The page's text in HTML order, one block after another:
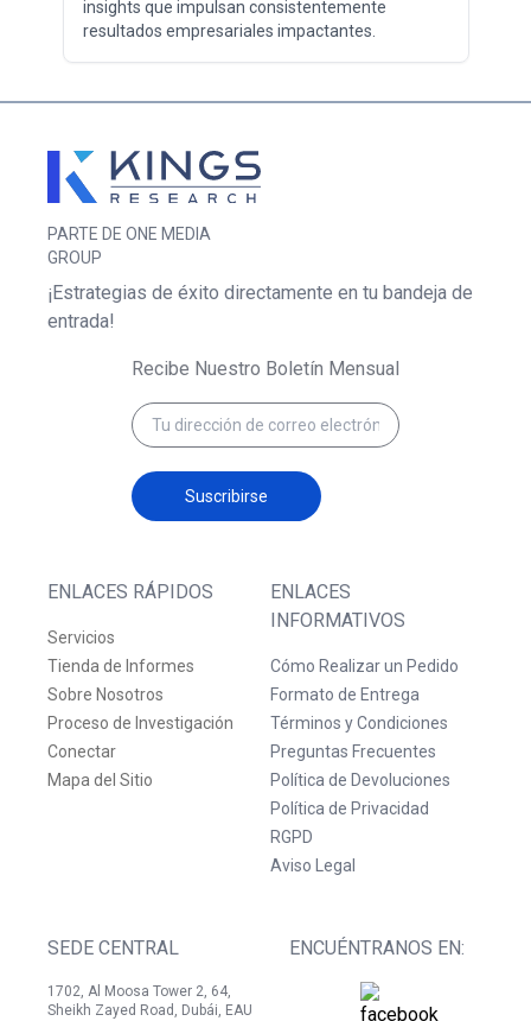
insights que impulsan consistentemente
resultados empresariales impactantes.
PARTE DE ONE MEDIA
GROUP
ENLACES RÁPIDOS
Servicios
Tienda de Informes
Sobre Nosotros
Proceso de Investigación
Conectar
Mapa del Sitio
ENLACES
INFORMATIVOS
Cómo Realizar un Pedido
Formato de Entrega
Términos y Condiciones
Preguntas Frecuentes
Política de Devoluciones
Política de Privacidad
RGPD
Aviso Legal
SEDE CENTRAL
1702, Al Moosa Tower 2, 64,
Sheikh Zayed Road, Dubái, EAU
ENCUÉNTRANOS EN:
¡Estrategias de éxito directamente en tu bandeja de
entrada!
Recibe Nuestro Boletín Mensual
Suscribirse